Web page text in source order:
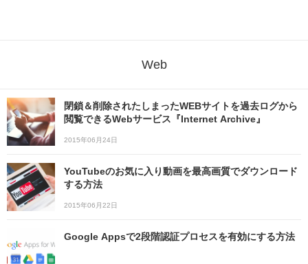
Web
閉鎖＆削除されたしまったWEBサイトを過去ログから
閲覧できるWebサービス『Internet Archive』
2015年06月24日
YouTubeのお気に入り動画を最高画質でダウンロード
する方法
2015年06月22日
Google Appsで2段階認証プロセスを有効にする方法